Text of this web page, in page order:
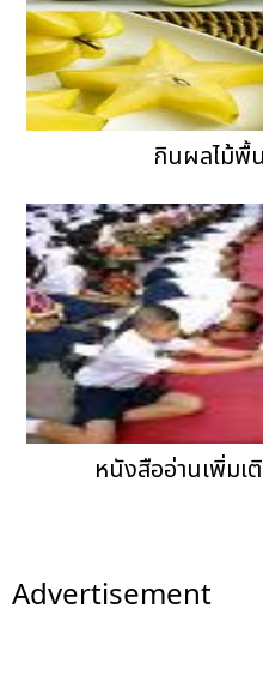
กินผลไม้พื้
หนังสืออ่านเพิ่มเ
Advertisement